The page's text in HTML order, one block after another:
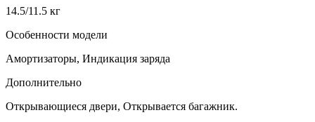
14.5/11.5 кг
Особенности модели
Амортизаторы, Индикация заряда
Дополнительно
Открывающиеся двери, Открывается багажник.